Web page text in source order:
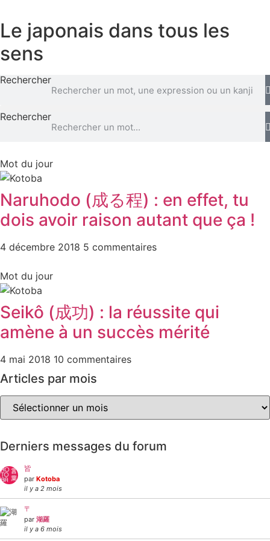
au
contenu
Le japonais dans tous les
sens
Rechercher
Rechercher
Mot du jour
Naruhodo (成る程) : en effet, tu
dois avoir raison autant que ça !
4 décembre 2018 5 commentaires
Mot du jour
Seikô (成功) : la réussite qui
amène à un succès mérité
4 mai 2018 10 commentaires
Articles par mois
Articles
par
mois
Derniers messages du forum
皆
par Kotoba
il y a 2 mois
〒
par 湖羅
il y a 6 mois